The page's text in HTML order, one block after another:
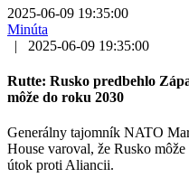
2025-06-09 19:35:00
Minúta
|
2025-06-09 19:35:00
Rutte: Rusko predbehlo
môže do roku 2030
Generálny tajomník NATO
House varoval, že Rusko
útok proti Aliancii.